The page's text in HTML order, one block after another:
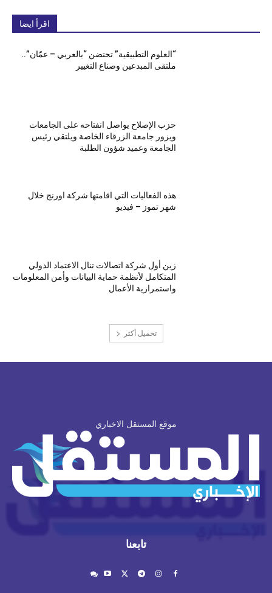
اقرأ ايضا
“العلوم التطبيقية” تحتضن “بالعربي – عمّان”..
ملتقى المبدعين وصناع التغيير
حزب الإصلاح يواصل انفتاحه على الجامعات
ويزور جامعة الزرقاء الخاصة ويلتقي رئيس
الجامعة وعميد شؤون الطلبة
هذه الفعاليات التي اقامتها شركة اورنج خلال
شهر تموز – فيديو
زين أول شركة اتصالات تنال الاعتماد الدولي
المتكامل لأنظمة حماية البيانات وأمن المعلومات
واستمرارية الأعمال
تحميل أكثر
موقع المستقل الاخباري
تابعنا